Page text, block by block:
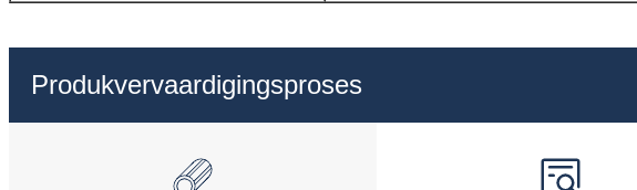
Produkvervaardigingsproses